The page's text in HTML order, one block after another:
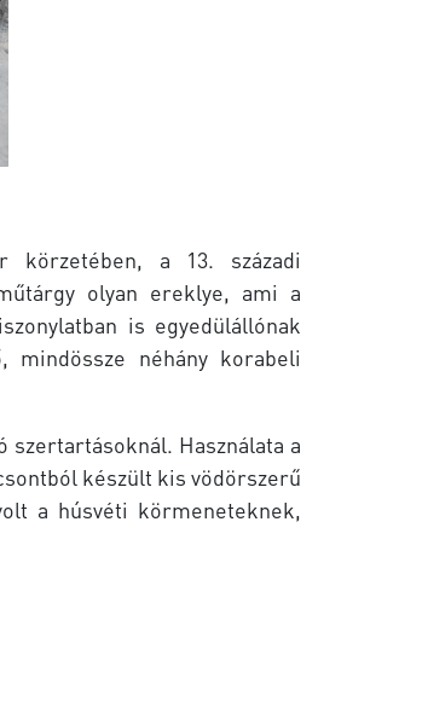
a 13. századi
olyan ereklye, ami a
is egyedülállónak
mindössze néhány korabeli
Használata a
készült kis vödörszerű
a húsvéti körmeneteknek,